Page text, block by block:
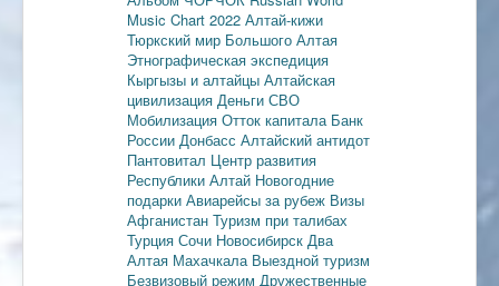
Music Chart 2022 Алтай-кижи
Тюркский мир Большого Алтая
Этнографическая экспедиция
Кыргызы и алтайцы Алтайская
цивилизация Деньги СВО
Мобилизация Отток капитала Банк
России Донбасс Алтайский антидот
Пантовитал Центр развития
Республики Алтай Новогодние
подарки Авиарейсы за рубеж Визы
Афганистан Туризм при талибах
Турция Сочи Новосибирск Два
Алтая Махачкала Выездной туризм
Безвизовый режим Дружественные